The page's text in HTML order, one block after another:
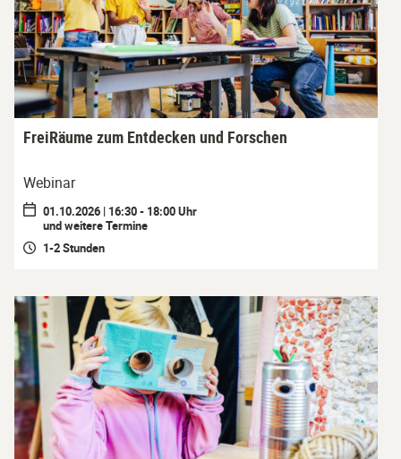
FreiRäume zum Entdecken und Forschen
Webinar
01.10.2026 | 16:30 - 18:00 Uhr
und weitere Termine
1-2 Stunden